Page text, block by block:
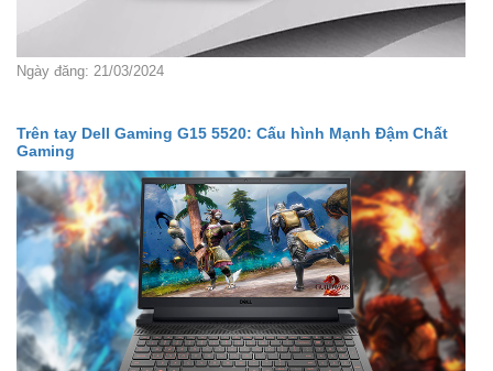
Ngày đăng: 21/03/2024
Trên tay Dell Gaming G15 5520: Cấu hình Mạnh Đậm Chất
Gaming